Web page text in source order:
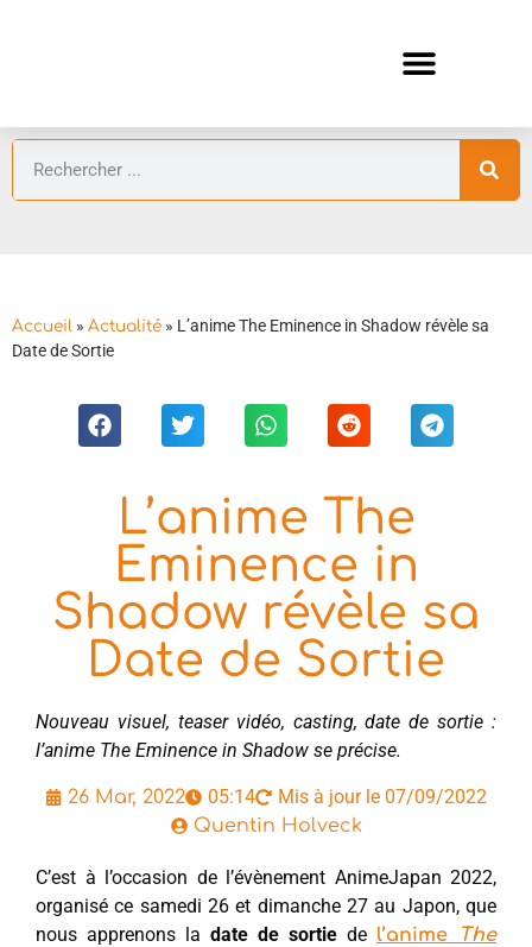
Accueil » Actualité » L’anime The Eminence in Shadow révèle sa
Date de Sortie
L’anime The
Eminence in
Shadow révèle sa
Date de Sortie
Nouveau visuel, teaser vidéo, casting, date de sortie :
l’anime The Eminence in Shadow se précise.
26 Mar, 2022 05:14 Mis à jour le 07/09/2022
Quentin Holveck
C’est à l’occasion de l’évènement AnimeJapan 2022,
organisé ce samedi 26 et dimanche 27 au Japon, que
nous apprenons la date de sortie de l’anime
The